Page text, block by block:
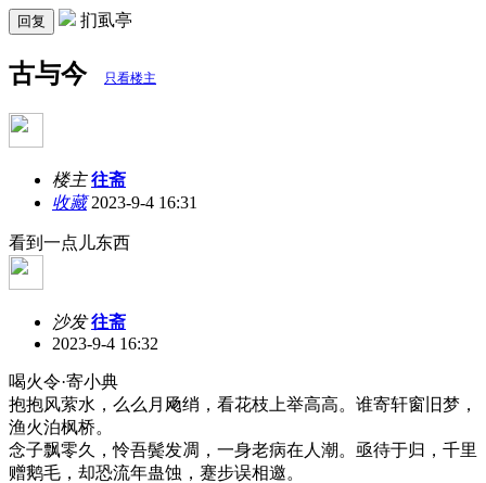
回复 扪虱亭
古与今 只看楼主
楼主 往斋
收藏2023-9-4 16:31
看到一点儿东西
沙发 往斋
2023-9-4 16:32
喝火令·寄小典
抱抱风萦水，么么月飏绡，看花枝上举高高。谁寄轩窗旧梦，
渔火泊枫桥。
念子飘零久，怜吾鬓发凋，一身老病在人潮。亟待于归，千里
赠鹅毛，却恐流年蛊蚀，蹇步误相邀。